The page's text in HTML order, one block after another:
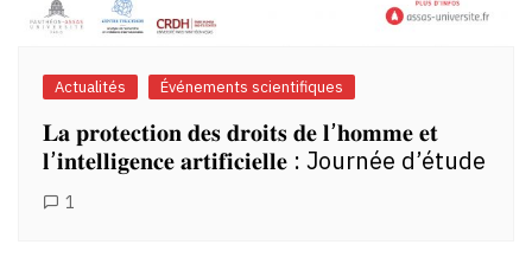
Actualités Événements scientifiques
𝐋𝐚 𝐩𝐫𝐨𝐭𝐞𝐜𝐭𝐢𝐨𝐧 𝐝𝐞𝐬 𝐝𝐫𝐨𝐢𝐭𝐬 𝐝𝐞 𝐥’𝐡𝐨𝐦𝐦𝐞 𝐞𝐭
𝐥’𝐢𝐧𝐭𝐞𝐥𝐥𝐢𝐠𝐞𝐧𝐜𝐞 𝐚𝐫𝐭𝐢𝐟𝐢𝐜𝐢𝐞𝐥𝐥𝐞 : Journée d’étude
1